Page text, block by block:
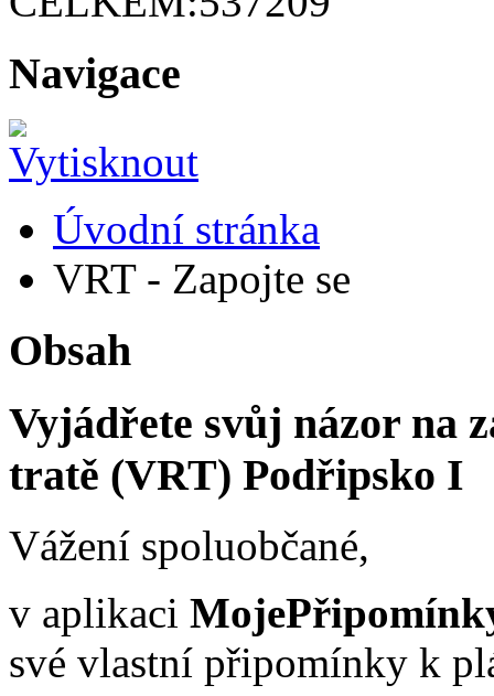
Navigace
Úvodní stránka
VRT - Zapojte se
Obsah
Vyjádřete svůj názor na
tratě (VRT) Podřipsko I
Vážení spoluobčané,
v aplikaci
své vlastní připomínky k